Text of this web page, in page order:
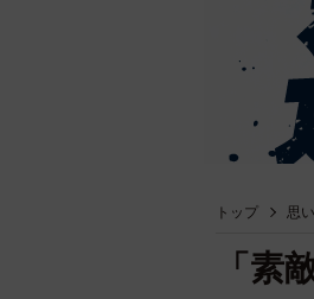
トップ 思
「素